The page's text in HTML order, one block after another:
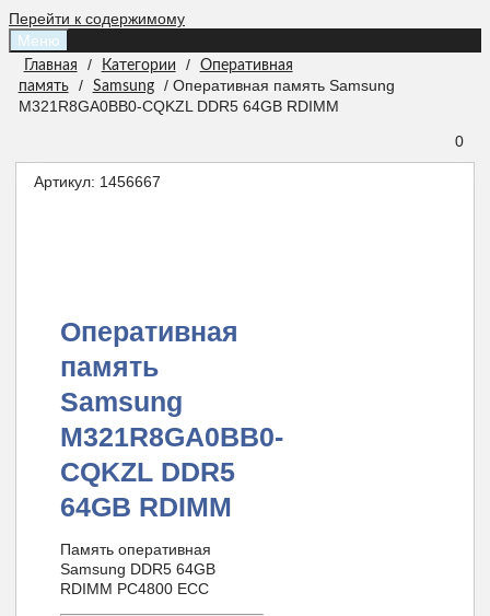
Перейти к содержимому
Меню
Главная / Категории /
Оперативная
память
/ Samsung
/ Оперативная память Samsung
M321R8GA0BB0-CQKZL DDR5 64GB RDIMM
0
Артикул: 1456667
Оперативная
память
Samsung
M321R8GA0BB0-
CQKZL DDR5
64GB RDIMM
Память оперативная
Samsung DDR5 64GB
RDIMM PC4800 ECC